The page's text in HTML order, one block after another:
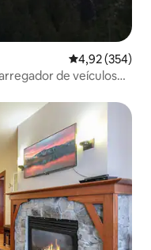
4,92 de uma
4,92 (354)
de veículos